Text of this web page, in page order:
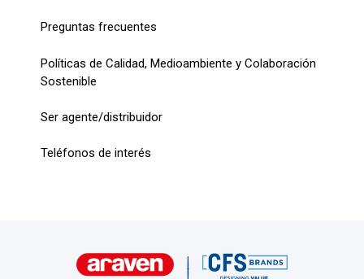
Preguntas frecuentes
Políticas de Calidad, Medioambiente y Colaboración
Sostenible
Ser agente/distribuidor
Teléfonos de interés